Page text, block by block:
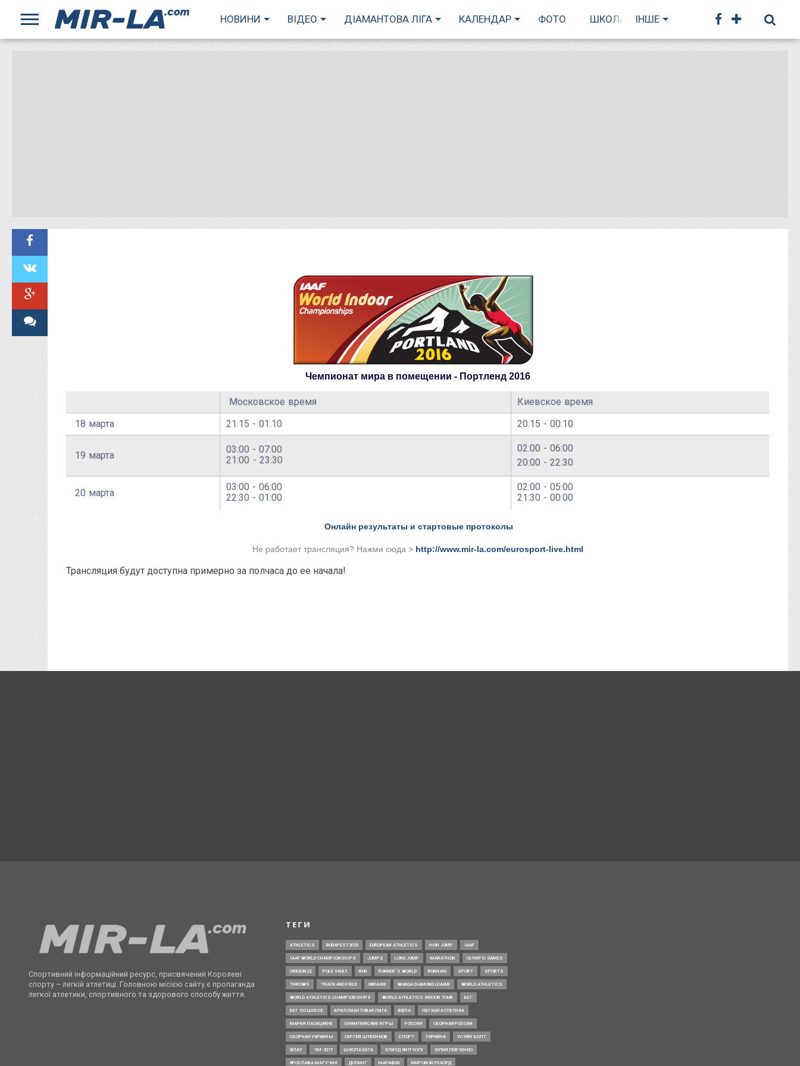
НОВИНИ ВІДЕО ДІАМАНТОВА ЛІГА КАЛЕНДАР ФОТО ШКОЛА БІГУ
ІНШЕ
Чемпионат мира в помещении - Портленд 2016
Московское время
Киевское время
18 марта
21:15 - 01:10 20:15 - 00:10
19 марта
03:00 - 07:00
21:00 - 23:30
02:00 - 06:00
20:00 - 22:30
20 марта
03:00 - 06:00
22:30 - 01:00
02:00 - 05:00
21:30 - 00:00
Онлайн результаты и стартовые протоколы
Не работает трансляция? Нажми сюда > http://www.mir-la.com/eurosport-live.html
Трансляция будут доступна примерно за полчаса до ее начала!
Спортивний інформаційний ресурс, присвячений Королеві
спорту – легкій атлетиці. Головною місією сайту є пропаганда
легкої атлетики, спортивного та здорового способу життя.
ТЕГИ
ATHLETICS BUDAPEST2023 EUROPEAN ATHLETICS HIGH JUMP IAAF
IAAF WORLD CHAMPIONSHIPS JUMPS LONG JUMP MARATHON OLYMPIC GAMES
OREGON22 POLE VAULT RUN RUNNER’S WORLD RUNNING SPORT SPORTS
THROWS TRACK AND FIELD UKRAINE WANDA DIAMOND LEAGUE WORLD ATHLETICS
WORLD ATHLETICS CHAMPIONSHIPS WORLD ATHLETICS INDOOR TOUR БЕГ
БЕГ ПО ШОССЕ БРИЛЛИАНТОВАЯ ЛИГА ВФЛА ЛЕГКАЯ АТЛЕТИКА
МАРИЯ ЛАСИЦКЕНЕ ОЛИМПИЙСКИЕ ИГРЫ РОССИЯ СБОРНАЯ РОССИИ
СБОРНАЯ УКРАИНЫ СЕРГЕЙ ШУБЕНКОВ СПОРТ УКРАИНА УСЭЙН БОЛТ
ФЛАУ ЧМ-2017 ШКОЛА БЕГА ЭЛИУД КИПЧОГЕ ЮЛИЯ ЛЕВЧЕНКО
ЯРОСЛАВА МАГУЧИХ ДОПИНГ МАРАФОН МИРОВОЙ РЕКОРД